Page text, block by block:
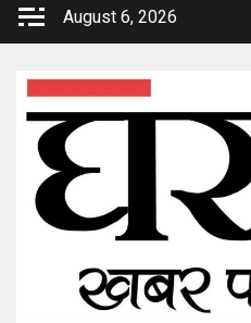
Skip
August 6, 2026